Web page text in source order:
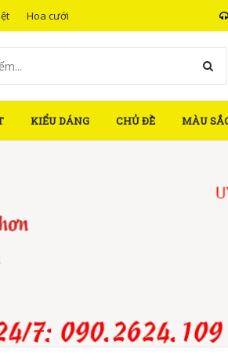
Hoa cưới
KIỂU DÁNG CHỦ ĐỀ MÀU